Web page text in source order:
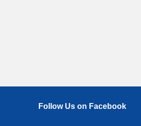
Follow Us on Facebook